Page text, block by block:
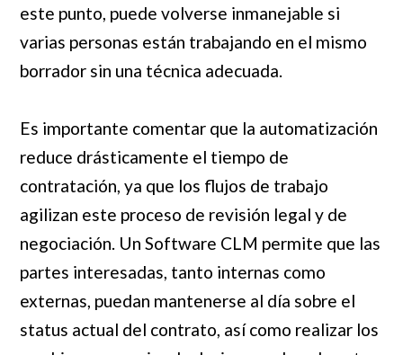
este punto, puede volverse inmanejable si
varias personas están trabajando en el mismo
borrador sin una técnica adecuada.
Es importante comentar que la automatización
reduce drásticamente el tiempo de
contratación, ya que los flujos de trabajo
agilizan este proceso de revisión legal y de
negociación. Un Software CLM permite que las
partes interesadas, tanto internas como
externas, puedan mantenerse al día sobre el
status actual del contrato, así como realizar los